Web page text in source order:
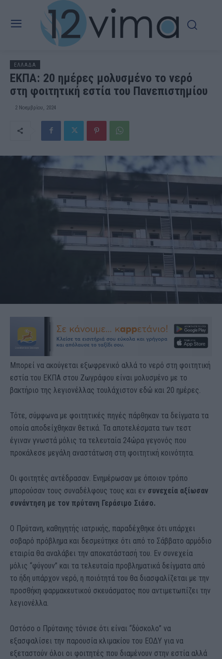
ΕΛΛΑΔΑ
ΕΚΠΑ: 20 ημέρες μολυσμένο το νερό
στη φοιτητική εστία του Πανεπιστημίου
2 Νοεμβρίου, 2024
Μπορεί να ακούγεται εξωφρενικό αλλά το νερό στη φοιτητική
εστία του ΕΚΠΑ στου Ζωγράφου είναι μολυσμένο με το
βακτήριο της λεγιονέλλας τουλάχιστον εδώ και 20 ημέρες.
Τότε, σύμφωνα με φοιτητικές πηγές πάρθηκαν τα δείγματα τα
οποία αποδείχθηκαν θετικά. Τα αποτελέσματα των τεστ
έγιναν γνωστά μόλις τα τελευταία 24ώρα γεγονός που
προκάλεσε μεγάλη αναστάτωση στη φοιτητική κοινότητα.
Οι φοιτητές αντέδρασαν. Ενημέρωσαν με όποιον τρόπο
μπορούσαν τους συναδέλφους τους και εν συνεχεία αξίωσαν
συνάντηση με τον πρύτανη Γεράσιμο Σιάσο.
Ο Πρύτανη, καθηγητής ιατρικής, παραδέχθηκε ότι υπάρχει
σοβαρό πρόβλημα και δεσμεύτηκε ότι από το Σάββατο αρμόδιο
εταιρία θα αναλάβει την αποκατάστασή του. Εν συνεχεία
μόλις “φύγουν” και τα τελευταία προβληματικά δείγματα από
το ήδη υπάρχον νερό, η ποιότητά του θα διασφαλίζεται με την
προσθήκη φαρμακευτικού σκευάσματος που αντιμετωπίζει την
λεγιονέλλα.
Ωστόσο ο Πρύτανης τόνισε ότι είναι “δύσκολο” να
εξασφαλίσει την παρουσία κλιμακίου του ΕΟΔΥ για να
εξεταστούν όλοι οι φοιτητές που διαμένουν στην εστία αλλά